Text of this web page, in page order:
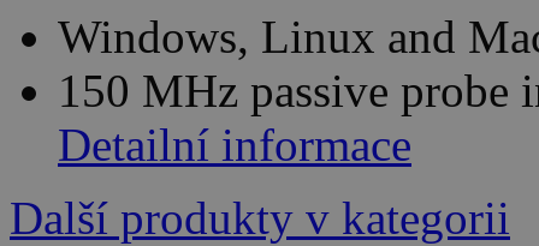
Windows, Linux and
150 MHz passive probe
Detailní informace
Další produkty v kategorii